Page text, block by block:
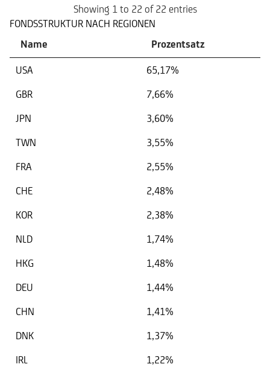
Showing 1 to 22 of 22 entries
FONDSSTRUKTUR NACH REGIONEN
Name
Prozentsatz
USA
65,17%
GBR
7,66%
JPN
3,60%
TWN
3,55%
FRA
2,55%
CHE
2,48%
KOR
2,38%
NLD
1,74%
HKG
1,48%
DEU
1,44%
CHN
1,41%
DNK
1,37%
IRL
1,22%